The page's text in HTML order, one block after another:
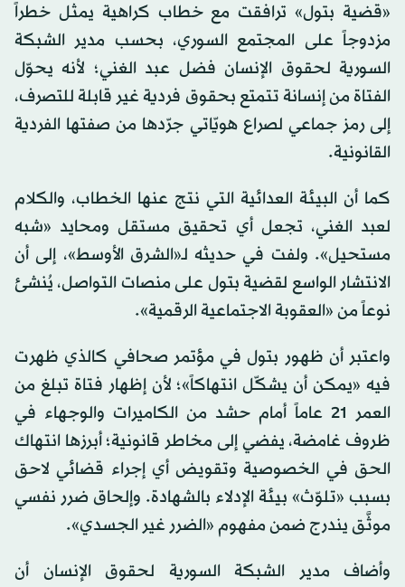
«قضية بتول» ترافقت مع خطاب كراهية يمثل خطراً
مزدوجاً على المجتمع السوري، بحسب مدير الشبكة
السورية لحقوق الإنسان فضل عبد الغني؛ لأنه يحوّل
الفتاة من إنسانة تتمتع بحقوق فردية غير قابلة للتصرف،
إلى رمز جماعي لصراع هويّاتي جرّدها من صفتها الفردية
القانونية.
كما أن البيئة العدائية التي نتج عنها الخطاب، والكلام
لعبد الغني، تجعل أي تحقيق مستقل ومحايد «شبه
مستحيل». ولفت في حديثه لـ«الشرق الأوسط»، إلى أن
الانتشار الواسع لقضية بتول على منصات التواصل، يُنشئ
نوعاً من «العقوبة الاجتماعية الرقمية».
واعتبر أن ظهور بتول في مؤتمر صحافي كالذي ظهرت
فيه «يمكن أن يشكّل انتهاكاً»؛ لأن إظهار فتاة تبلغ من
العمر 21 عاماً أمام حشد من الكاميرات والوجهاء في
ظروف غامضة، يفضي إلى مخاطر قانونية؛ أبرزها انتهاك
الحق في الخصوصية وتقويض أي إجراء قضائي لاحق
بسبب «تلوّث» بيئة الإدلاء بالشهادة. وإلحاق ضرر نفسي
موثَّق يندرج ضمن مفهوم «الضرر غير الجسدي».
وأضاف مدير الشبكة السورية لحقوق الإنسان أن